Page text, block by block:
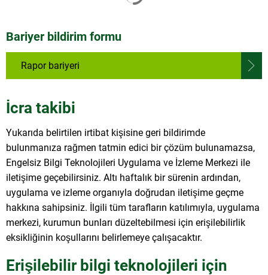
Bariyer bildirim formu
Rapor bariyeri
İcra takibi
Yukarıda belirtilen irtibat kişisine geri bildirimde
bulunmanıza rağmen tatmin edici bir çözüm bulunamazsa,
Engelsiz Bilgi Teknolojileri Uygulama ve İzleme Merkezi ile
iletişime geçebilirsiniz. Altı haftalık bir sürenin ardından,
uygulama ve izleme organıyla doğrudan iletişime geçme
hakkına sahipsiniz. İlgili tüm tarafların katılımıyla, uygulama
merkezi, kurumun bunları düzeltebilmesi için erişilebilirlik
eksikliğinin koşullarını belirlemeye çalışacaktır.
Erişilebilir bilgi teknolojileri için